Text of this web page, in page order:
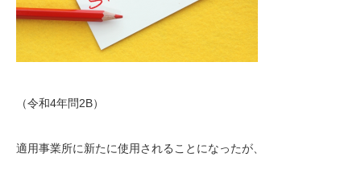
（令和4年問2B）
適用事業所に新たに使用されることになったが、